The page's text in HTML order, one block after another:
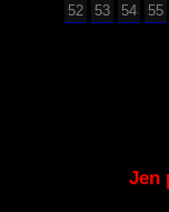
52
53 54 55
Jen